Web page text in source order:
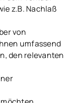
z.B. Nachlaß
von
umfassend
den relevanten